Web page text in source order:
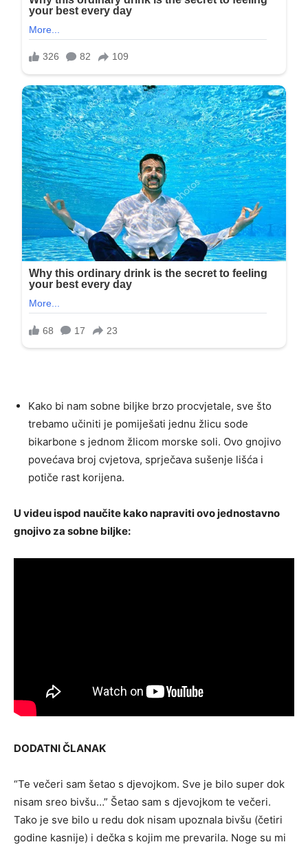
Kako bi nam sobne biljke brzo procvjetale, sve što
trebamo učiniti je pomiješati jednu žlicu sode
bikarbone s jednom žlicom morske soli. Ovo gnojivo
povećava broj cvjetova, sprječava sušenje lišća i
potiče rast korijena.
U videu ispod naučite kako napraviti ovo jednostavno
gnojivo za sobne biljke:
DODATNI ČLANAK
“Te večeri sam šetao s djevojkom. Sve je bilo super dok
nisam sreo bivšu…” Šetao sam s djevojkom te večeri.
Tako je sve bilo u redu dok nisam upoznala bivšu (četiri
godine kasnije) i dečka s kojim me prevarila. Noge su mi